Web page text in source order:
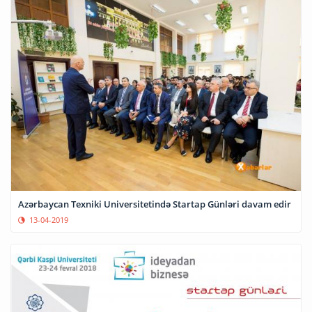
Azərbaycan Texniki Universitetində Startap Günləri davam edir
13-04-2019